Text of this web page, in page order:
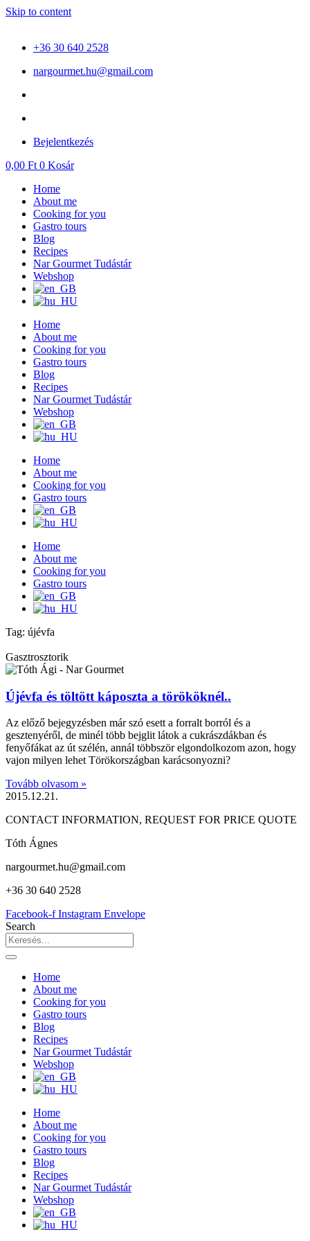
Skip to content
+36 30 640 2528
nargourmet.hu@gmail.com
Bejelentkezés
0,00 Ft 0 Kosár
Home
About me
Cooking for you
Gastro tours
Blog
Recipes
Nar Gourmet Tudástár
Webshop
Home
About me
Cooking for you
Gastro tours
Blog
Recipes
Nar Gourmet Tudástár
Webshop
Home
About me
Cooking for you
Gastro tours
Home
About me
Cooking for you
Gastro tours
Tag: újévfa
Gasztrosztorik
Újévfa és töltött káposzta a törököknél..
Az előző bejegyzésben már szó esett a forralt borról és a
gesztenyéről, de minél több bejglit látok a cukrászdákban és
fenyőfákat az út szélén, annál többször elgondolkozom azon, hogy
vajon milyen lehet Törökországban karácsonyozni?
Tovább olvasom »
2015.12.21.
CONTACT INFORMATION, REQUEST FOR PRICE QUOTE
Tóth Ágnes
nargourmet.hu@gmail.com
+36 30 640 2528
Facebook-f Instagram Envelope
Search
Home
About me
Cooking for you
Gastro tours
Blog
Recipes
Nar Gourmet Tudástár
Webshop
Home
About me
Cooking for you
Gastro tours
Blog
Recipes
Nar Gourmet Tudástár
Webshop